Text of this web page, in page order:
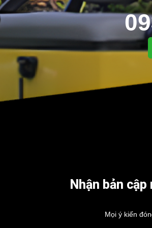
Nhận bản
Mọi ý kiến